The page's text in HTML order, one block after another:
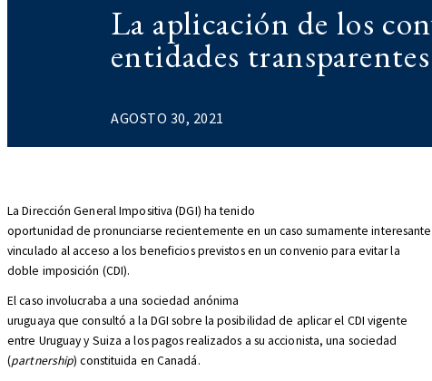
La aplicación de los
entidades transparentes
AGOSTO 30, 2021
La Dirección General Impositiva (DGI) ha tenido
oportunidad de pronunciarse recientemente en un caso sumamente interesante
vinculado al acceso a los beneficios previstos en un convenio para evitar la
doble imposición (CDI).
El caso involucraba a una sociedad anónima
uruguaya que consultó a la DGI sobre la posibilidad de aplicar el CDI vigente
entre Uruguay y Suiza a los pagos realizados a su accionista, una sociedad
(partnership) constituida en Canadá.